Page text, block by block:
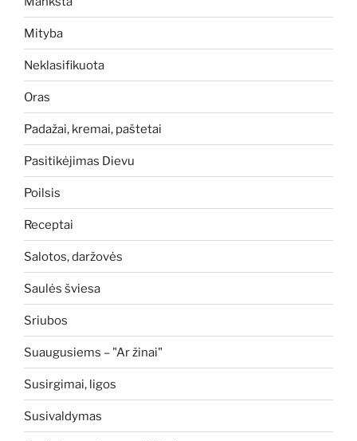
Mityba
Neklasifikuota
Oras
Padažai, kremai, paštetai
Pasitikėjimas Dievu
Poilsis
Receptai
Salotos, daržovės
Saulės šviesa
Sriubos
Suaugusiems – "Ar žinai"
Susirgimai, ligos
Susivaldymas